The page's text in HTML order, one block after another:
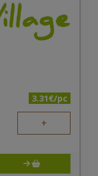
3.31€/pc
+